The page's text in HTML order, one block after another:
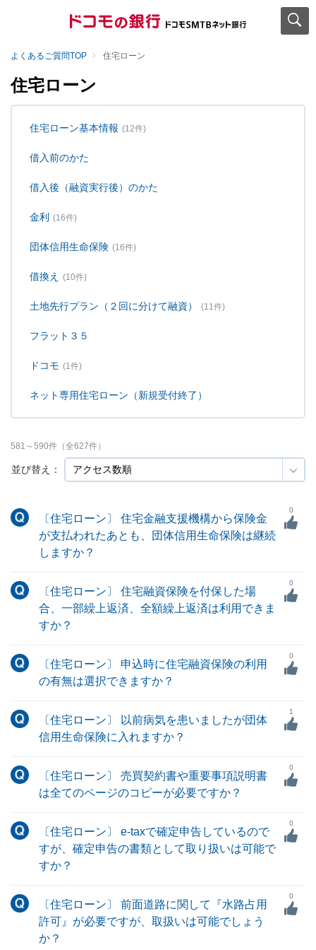
よくあるご質問TOP 住宅ローン
住宅ローン
住宅ローン基本情報 (12件)
借入前のかた
借入後（融資実行後）のかた
金利 (16件)
団体信用生命保険 (16件)
借換え (10件)
土地先行プラン（２回に分けて融資） (11件)
フラット３５
ドコモ (1件)
ネット専用住宅ローン（新規受付終了）
並び替え：
581 ～590件（全627件）
〔住宅ローン〕 住宅金融支援機構から保険金
が支払われたあとも、団体信用生命保険は継続
しますか？
0
〔住宅ローン〕 住宅融資保険を付保した場
合、一部繰上返済、全額繰上返済は利用できま
すか？
0
〔住宅ローン〕 申込時に住宅融資保険の利用
の有無は選択できますか？
0
〔住宅ローン〕 以前病気を患いましたが団体
信用生命保険に入れますか？
1
〔住宅ローン〕 売買契約書や重要事項説明書
は全てのページのコピーが必要ですか？
0
〔住宅ローン〕 e-taxで確定申告しているので
すが、確定申告の書類として取り扱いは可能で
すか？
0
〔住宅ローン〕 前面道路に関して『水路占用
許可』が必要ですが、取扱いは可能でしょう
か？
0